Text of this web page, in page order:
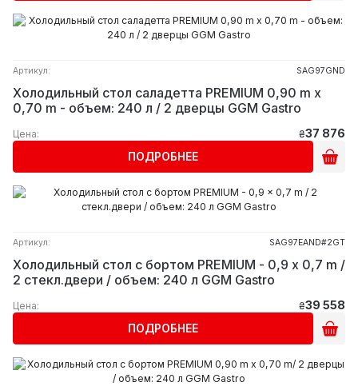
Артикул: SAG97GND
Холодильный стол саладетта PREMIUM 0,90 m x
0,70 m - объем: 240 л / 2 дверцы GGM Gastro
Цена: ₴37 876
ПОДРОБНЕЕ
Артикул: SAG97EAND#2GT
Холодильный стол с бортом PREMIUM - 0,9 x 0,7 m /
2 стекл.двери / объем: 240 л GGM Gastro
Цена: ₴39 558
ПОДРОБНЕЕ